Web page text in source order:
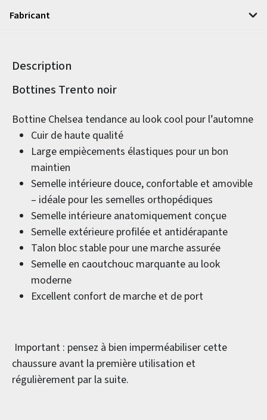
Fabricant
Description
Informations sur le produit
Bottines Trento noir
Bottine Chelsea tendance au look cool pour l’automne
Cuir de haute qualité
Large empiècements élastiques pour un bon
maintien
Semelle intérieure douce, confortable et amovible
– idéale pour les semelles orthopédiques
Semelle intérieure anatomiquement conçue
Semelle extérieure profilée et antidérapante
Talon bloc stable pour une marche assurée
Semelle en caoutchouc marquante au look
moderne
Excellent confort de marche et de port
Important : pensez à bien imperméabiliser cette
chaussure avant la première utilisation et
régulièrement par la suite.